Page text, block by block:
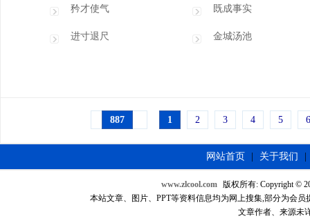
矜才使气 既成事实
进寸退尺 金城汤池
887 1 2 3 4 5 6
网站首页 关于我们
www.zlcool.com 版权所有: Copyright ©
本站文章、图片、PPT等资料信息均为网上搜集,部分为会员
文章作者、来源未